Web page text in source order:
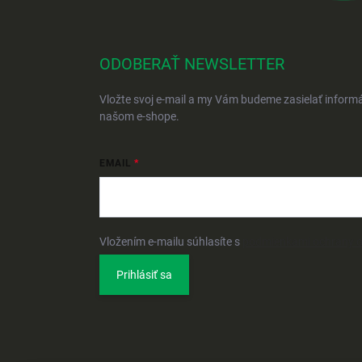
ODOBERAŤ NEWSLETTER
Vložte svoj e-mail a my Vám budeme zasielať
našom e-shope.
EMAIL
Vložením e-mailu súhlasíte s
Prihlásiť sa